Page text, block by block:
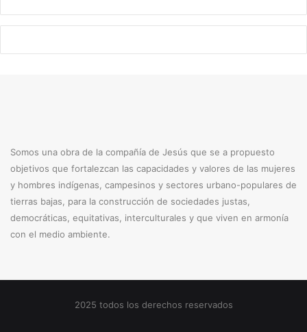
Somos una obra de la compañía de Jesús que se a propuesto
objetivos que fortalezcan las capacidades y valores de las mujeres
y hombres indígenas, campesinos y sectores urbano-populares de
tierras bajas, para la construcción de sociedades justas,
democráticas, equitativas, interculturales y que viven en armonía
con el medio ambiente.
2025 todos los derechos reservados